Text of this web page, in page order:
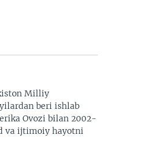
Milliy
beri ishlab
Ovozi bilan 2002-
va ijtimoiy hayotni